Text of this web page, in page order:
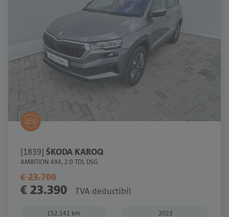
[1839] ŠKODA KAROQ
AMBITION 4X4, 2.0 TDI, DSG
€ 23.700
€ 23.390 TVA deductibil
152.141 km 2023